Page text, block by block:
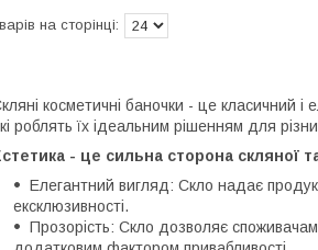
косметичні баночки - це класичний
роблять їх ідеальним рішенням для
- це сильна сторона скляної
Елегантний вигляд: Скло надає
ексклюзивності.
Прозорість: Скло дозволяє